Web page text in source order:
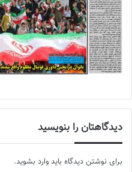
دیدگاهتان را بنویسید
برای نوشتن دیدگاه باید وارد بشوید.